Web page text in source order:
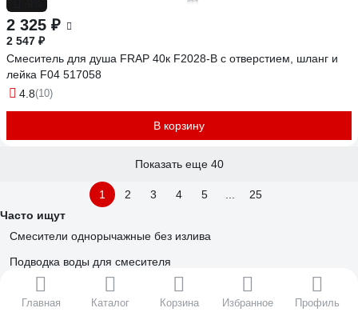
Главная Каталог Корзина Избранное Профиль
2 325 ₽
2 547 ₽
Смеситель для душа FRAP 40к F2028-B с отверстием, шланг и
лейка F04 517058
4.8(10)
В корзину
Показать еще 40
1 2 3 4 5
25
Часто ищут
Смесители однорычажные без излива
Подводка воды для смесителя
Однорожковые смесители для раковины-столешницы